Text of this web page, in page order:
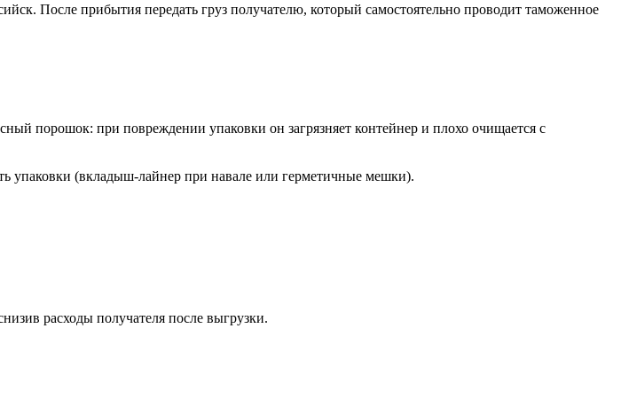
После прибытия передать груз получателю, который самостоятельно проводит таможенное
порошок: при повреждении упаковки он загрязняет контейнер и плохо очищается с
упаковки (вкладыш-лайнер при навале или герметичные мешки).
расходы получателя после выгрузки.